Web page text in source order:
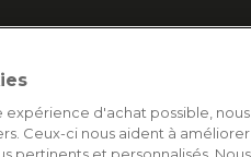
expérience d'achat possible,
Ceux-ci nous aident à